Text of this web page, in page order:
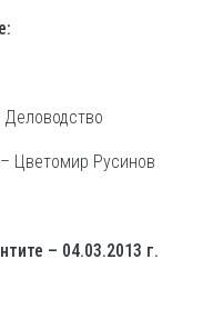
Цветомир Русинов
– 04.03.2013 г.